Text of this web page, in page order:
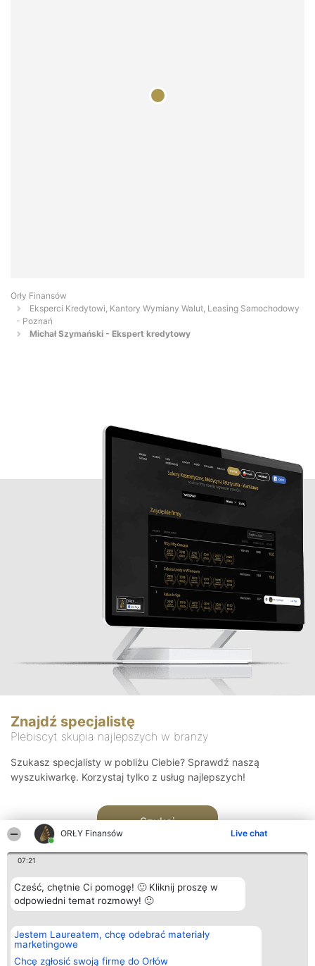
ORŁY Finansów Live chat
07:21
Cześć, chętnie Ci pomogę! 🙂 Kliknij proszę w
odpowiedni temat rozmowy! 🙂
Jestem Laureatem, chcę odebrać materiały
marketingowe
Chcę zgłosić swoją firmę do Orłów
Orły Finansów
Eksperci Kredytowi, Kantory Wymiany Walut, Leasing Samochodowy
- Poznań
Michał Szymański - Ekspert kredytowy
Znajdź specjalistę
Plebiscyt skupia najlepszych w branży
Szukasz specjalisty w pobliżu Ciebie? Sprawdź naszą
wyszukiwarkę. Korzystaj tylko z usług najlepszych!
Szukaj
Organizator plebiscytu
Bright Side Solutions sp. z o.
o. sp. k.
ul. Ruska 22
Plebiscyt
Laureaci
wszystkich
Kontakt
Kontakt